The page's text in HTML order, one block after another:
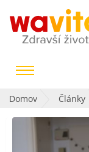
Domov Články